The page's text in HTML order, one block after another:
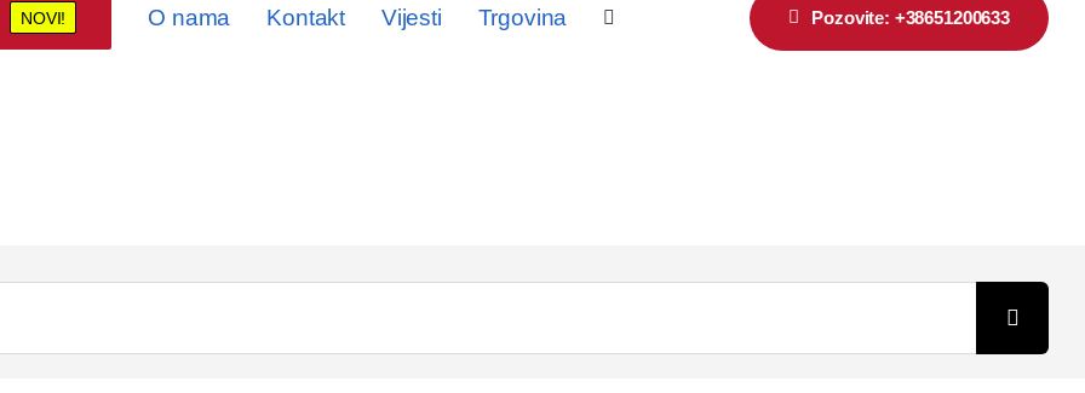
NOVI! O nama Kontakt Vijesti Trgovina Pozovite: +38651200633